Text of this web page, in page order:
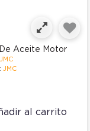
Aceite Motor
JMC
JMC